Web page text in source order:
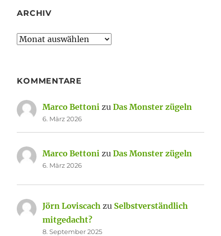
ARCHIV
Archiv
KOMMENTARE
Marco Bettoni zuDas Monster zügeln
6. März 2026
Marco Bettoni zuDas Monster zügeln
6. März 2026
Jörn Loviscach zu Selbstverständlich
mitgedacht?
8. September 2025